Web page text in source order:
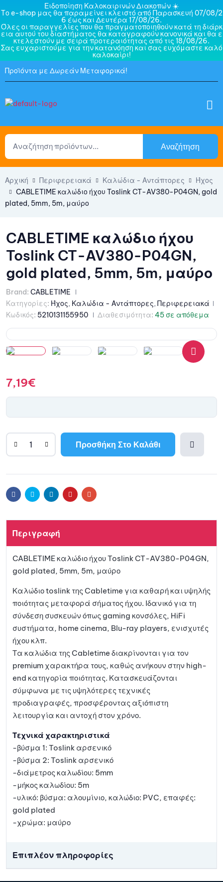
Ειδοποίηση Καλοκαιρινών Διακοπών ☀️
Το e-shop μας θα παραμείνει κλειστό από Παρασκευή 07/08/2
6 έως και Δευτέρα 17/08/26.
Όλες οι παραγγελίες που θα πραγματοποιηθούν κατά τη διάρκ
εια αυτού του διαστήματος θα καταγραφούν κανονικά και θα ε
κτελεστούν με σειρά προτεραιότητας από τις 18/08/26.
Σας ευχαριστούμε για την κατανόηση και σας ευχόμαστε καλό
καλοκαίρι!
Προϊόντα με Δωρεάν Μεταφορικά!
Αναζήτηση
Αρχική Περιφερειακά Καλώδια - Αντάπτορες
Ήχος
CABLETIME καλώδιο ήχου Toslink CT-AV380-P04GN, gold
plated, 5mm, 5m, μαύρο
CABLETIME καλώδιο ήχου
Toslink CT-AV380-P04GN,
gold plated, 5mm, 5m, μαύρο
Brand: CABLETIME
Κατηγορίες: Ήχος, Καλώδια - Αντάπτορες, Περιφερειακά
Κωδικός: 5210131155950 Διαθεσιμότητα: 45 σε απόθεμα
7,19€
Προσθήκη Στο Καλάθι
αγαπη
μένων
l
r
FacebookTwitter LinkedinPinterestEmail
Περιγραφή
CABLETIME καλώδιο ήχου Toslink CT-AV380-P04GN,
gold plated, 5mm, 5m, μαύρο
Καλώδιο toslink της Cabletime για καθαρή και υψηλής
ποιότητας μεταφορά σήματος ήχου. Ιδανικό για τη
σύνδεση συσκευών όπως gaming κονσόλες, HiFi
συστήματα, home cinema, Blu-ray players, ενισχυτές
ήχου κλπ.
Τα καλώδια της Cabletime διακρίνονται για τον
premium χαρακτήρα τους, καθώς ανήκουν στην high-
end κατηγορία ποιότητας. Κατασκευάζονται
σύμφωνα με τις υψηλότερες τεχνικές
προδιαγραφές, προσφέροντας αξιόπιστη
λειτουργία και αντοχή στον χρόνο.
Τεχνικά χαρακτηριστικά
-βύσμα 1: Toslink αρσενικό
-βύσμα 2: Toslink αρσενικό
-διάμετρος καλωδίου: 5mm
-μήκος καλωδίου: 5m
-υλικό: βύσμα: αλουμίνιο, καλώδιο: PVC, επαφές:
gold plated
-χρώμα: μαύρο
Επιπλέον πληροφορίες